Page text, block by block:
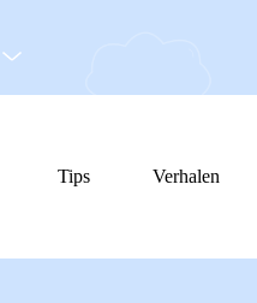
Tips Verhalen